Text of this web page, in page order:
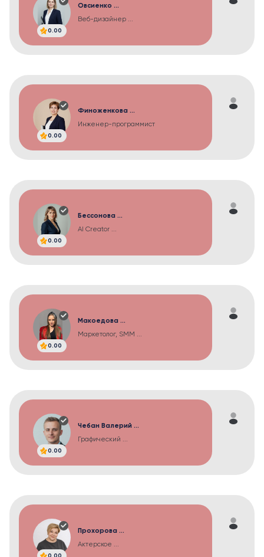
0.00
Овсиенко ...
Веб-дизайнер ...
0.00
Финоженкова ...
Инженер-программист
0.00
Бессонова ...
AI Creator ...
0.00
Макоедова ...
Маркетолог, SMM ...
0.00
Чебан Валерий ...
Графический ...
0.00
Прохорова ...
Актерское ...